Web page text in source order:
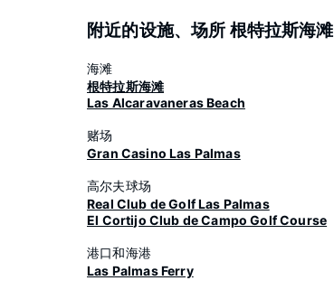
附近的设施、场所 根特拉斯海滩
海滩
根特拉斯海滩
Las Alcaravaneras Beach
赌场
Gran Casino Las Palmas
高尔夫球场
Real Club de Golf Las Palmas
El Cortijo Club de Campo Golf Course
港口和海港
Las Palmas Ferry